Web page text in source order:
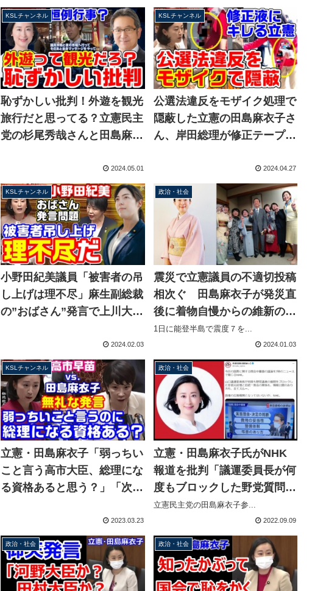
KSLチャンネル
恥ずかしい批判！外遊を観光
旅行だと思ってる？立憲民主
党の杉尾秀哉さんと田島麻衣
2024.05.01
KSLチャンネル
公選法違反をモザイク処理で
隠蔽した立憲の田島麻衣子さ
ん、岸田総理が修正テープを
意識」とプンスカ怒り出す
2024.04.27
KSLチャンネル
小野田紀美議員「被害者の吊
し上げは理不尽」麻生副総裁
の”おばさん”発言で上川大臣
2024.02.03
政治・社会
震災で立憲議員の不適切投稿
相次ぐ 田島麻衣子が発災直
後に着物自慢からの維新の会
批判、水野もと子は小沢一郎
1日に能登半島で震度７を...
2024.01.03
KSLチャンネル
立憲・田島麻衣子「弱っちい
こと言う高市大臣、総理にな
る資格あると思う？」「次の
2023.03.23
政治・社会
立憲・田島麻衣子氏がNHK
報道を批判「議運委員長が何
度もブロックした野党質問を
スルー、政権の広報機関とな
ってないか」→質問ブロック
の事実なし
立憲民主党の田島麻衣子参...
2022.09.09
政治・社会 政治・社会